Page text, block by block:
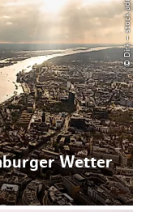
Wetter